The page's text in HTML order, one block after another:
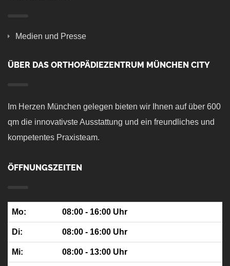
Medien und Presse
ÜBER DAS ORTHOPÄDIEZENTRUM MÜNCHEN CITY
Im Herzen München gelegen bieten wir Ihnen auf über 600
qm die innovativste Ausstattung und ein freundliches und
kompetentes Praxisteam.
ÖFFNUNGSZEITEN
Mo: 08:00 - 16:00 Uhr
Di: 08:00 - 16:00 Uhr
Mi: 08:00 - 13:00 Uhr